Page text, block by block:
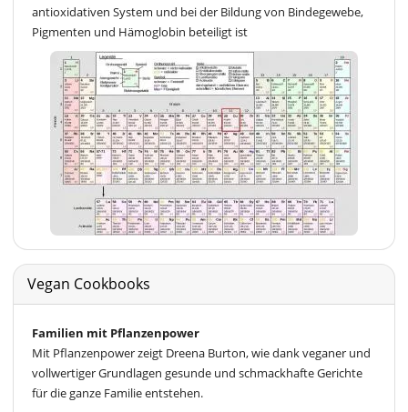
antioxidativen System und bei der Bildung von Bindegewebe,
Pigmenten und Hämoglobin beteiligt ist
Vegan Cookbooks
Familien mit Pflanzenpower
Mit Pflanzenpower zeigt Dreena Burton, wie dank veganer und
vollwertiger Grundlagen gesunde und schmackhafte Gerichte
für die ganze Familie entstehen.